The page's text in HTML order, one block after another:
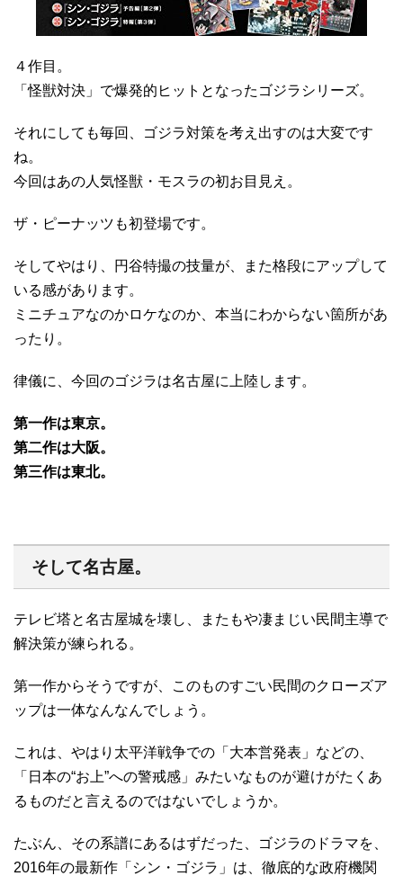
４作目。
「怪獣対決」で爆発的ヒットとなったゴジラシリーズ。
それにしても毎回、ゴジラ対策を考え出すのは大変です
ね。
今回はあの人気怪獣・モスラの初お目見え。
ザ・ピーナッツも初登場です。
そしてやはり、円谷特撮の技量が、また格段にアップして
いる感があります。
ミニチュアなのかロケなのか、本当にわからない箇所があ
ったり。
律儀に、 今回のゴジラは名古屋に上陸します。
第一作は東京。
第二作は大阪。
第三作は東北。
そして名古屋。
テレビ塔と名古屋城を壊し、またもや凄まじい民間主導で
解決策が練られる。
第一作からそうですが、このものすごい民間のクローズア
ップは一体なんなんでしょう。
これは、やはり太平洋戦争での「大本営発表」などの、
「日本の“お上”への警戒感」みたいなものが避けがたくあ
るものだと言えるのではないでしょうか。
たぶん、その系譜にあるはずだった、ゴジラのドラマを、
2016年の最新作「シン・ゴジラ」は、徹底的な政府機関